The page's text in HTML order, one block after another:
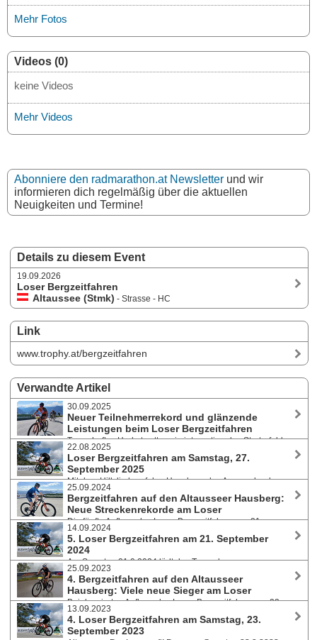
Details zu diesem Event
19.09.2026
Loser Bergzeitfahren
Altaussee (Stmk) - Strasse - HC
Link
www.trophy.at/bergzeitfahren
Verwandte Artikel
30.09.2025
Neuer Teilnehmerrekord und glänzende
Leistungen beim Loser Bergzeitfahren
Traumhaftes Herbstwetter, ein internationales Starterfeld
und neue Rekorde - die sechste Auflage des Bergzeitfahrens auf den
Altausseer Hausberg am 27. September 2025 bot Radsport auf
höchstem Niveau.
22.08.2025
Loser Bergzeitfahren am Samstag, 27.
September 2025
Mit dem Hillclimb auf den Hausberg des Ausseerlandes
über 9 Kilometer mit eigener Wertung für Rennräder und Mountainbikes
bereiten die Organisatoren der Salzkammergut-Trophy die nächste
Veranstaltung vor. Die Spendenaktion für DEBRA Austria und die
Schmetterlingskinder bei der Trophy war ein großartiger Erfolg.
25.09.2024
Bergzeitfahren auf den Altausseer Hausberg:
Neue Streckenrekorde am Loser
Die fünfte Auflage des Loser Bergzeitfahren am 21.
September 2024 stand im Zeichen drei neuer Streckenrekorde. Die
Schnellsten waren Julia Jedelhauser und Manuel Pliem mit dem
Rennrad, sowie Rosemarie Pötzelsberger und Philipp Bachl mit dem
Mountainbike.
14.09.2024
5. Loser Bergzeitfahren am 21. September
2024
Am Samstag 21.9.2024 lädt das Team der
Salzkammergut-Trophy wieder zum Hillclimb auf den Hausberg des
Ausseerlandes. Auf 9 Kilometern werden 750 Höhenmeter
überwunden. Eigene Wertung für Rennräder und Mountainbikes.
25.09.2023
4. Bergzeitfahren auf den Altausseer
Hausberg: Viele neue Sieger am Loser
Bei der vierten Auflage des Loser Bergzeitfahren am 23.
September 2023 standen viele neue Sieger am Podest. Irina Krenn aus
dem Goiserer Tal konnte ihren Sieg aus dem Vorjahr in der MTB-
Wertung aber wiederholen. Manuel Pliem siegte auf dem Rennrad mit
13.09.2023
4. Loser Bergzeitfahren am Samstag, 23.
September 2023
Mehr Fotos
Videos (0)
keine Videos
Mehr Videos
Abonniere den radmarathon.at Newsletter und wir
informieren dich regelmäßig über die aktuellen
Neuigkeiten und Termine!